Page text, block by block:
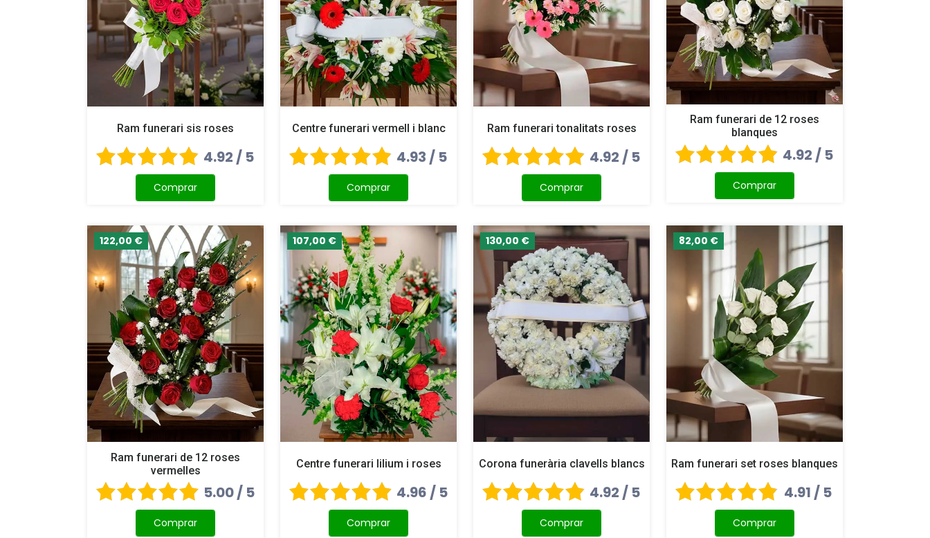
Ram funerari sis roses
4.92 / 5
Comprar
Centre funerari vermell i blanc
4.93 / 5
Comprar
Ram funerari tonalitats roses
4.92 / 5
Comprar
Ram funerari de 12 roses
blanques
4.92 / 5
Comprar
122,00 €
Ram funerari de 12 roses
vermelles
5.00 / 5
Comprar
107,00 €
Centre funerari lilium i roses
4.96 / 5
Comprar
130,00 €
Corona funerària clavells blancs
4.92 / 5
Comprar
82,00 €
Ram funerari set roses blanques
4.91 / 5
Comprar